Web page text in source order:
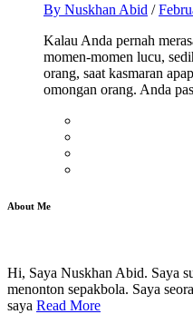
By Nuskhan Abid /
Kalau Anda pernah
momen-momen lucu,
orang, saat kasmaran
omongan orang. Anda
About Me
Hi, Saya Nuskhan Abid. Saya
menonton sepakbola. Saya
saya Read More